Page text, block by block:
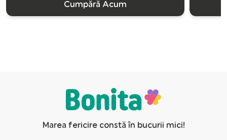
Cumpără Acum
Marea fericire constă în bucurii mici!